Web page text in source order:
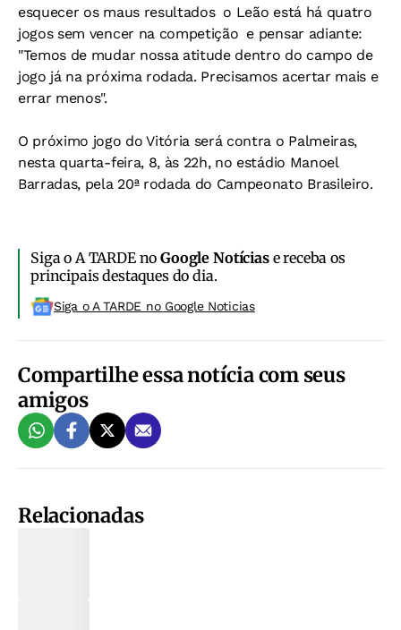
esquecer os maus resultados  o Leão está há quatro
jogos sem vencer na competição  e pensar adiante:
"Temos de mudar nossa atitude dentro do campo de
jogo já na próxima rodada. Precisamos acertar mais e
errar menos".
O próximo jogo do Vitória será contra o Palmeiras,
nesta quarta-feira, 8, às 22h, no estádio Manoel
Barradas, pela 20ª rodada do Campeonato Brasileiro.
Siga o A TARDE noGoogle Notíciase receba os
principais destaques do dia.
Siga o A TARDE no Google Noticias
Compartilhe essa notícia com seus
amigos
Relacionadas